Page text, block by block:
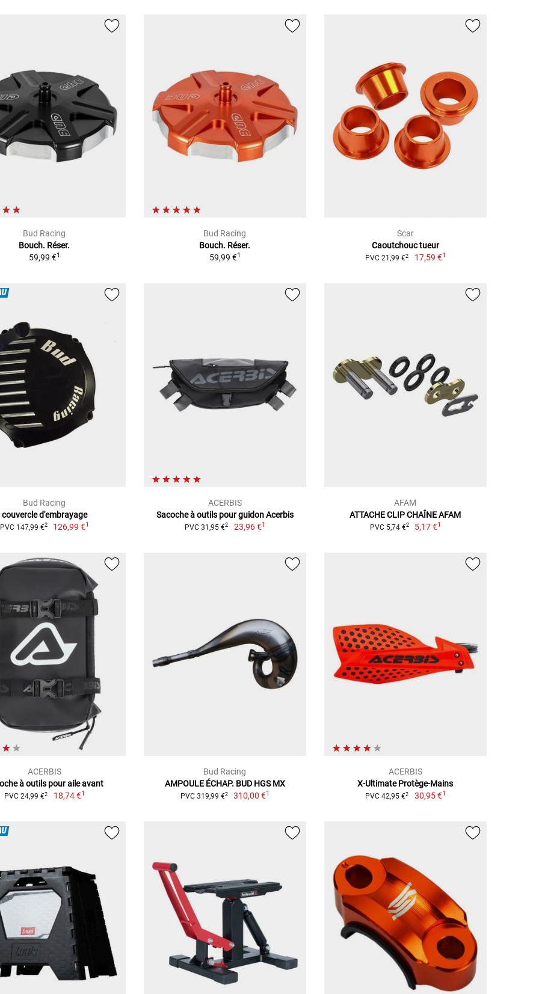
Bud Racing
Bouch. Réser.
59,99 €1
Bud Racing
Bouch. Réser.
59,99 €1
Scar
Caoutchouc tueur
PVC 21,99 €2 17,59 €1
Bud Racing
couvercle d'embrayage
PVC 147,99 €2 126,99 €1
ACERBIS
Sacoche à outils pour guidon Acerbis
PVC 31,95 €2 23,96 €1
AFAM
ATTACHE CLIP CHAÎNE AFAM
PVC 5,74 €2 5,17 €1
ACERBIS
à outils pour aile avant
PVC 24,99 €2 18,74 €1
Bud Racing
AMPOULE ÉCHAP. BUD HGS MX
PVC 319,99 €2 310,00 €1
ACERBIS
X-Ultimate Protège-Mains
PVC 42,95 €2 30,95 €1